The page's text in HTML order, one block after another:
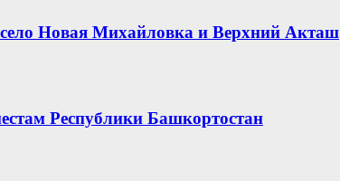
Новая Михайловка и Верхний Акташ
Республики Башкортостан